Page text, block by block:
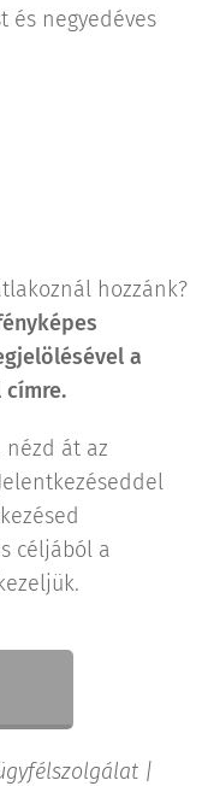
és negyedéves
hozzánk?
a
át az
céljából a
|